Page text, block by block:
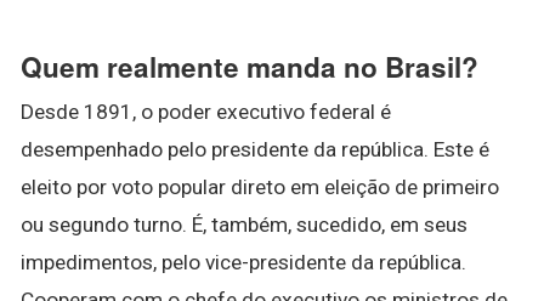
Quem realmente manda no Brasil?
Desde 1891, o poder executivo federal é
desempenhado pelo presidente da república. Este é
eleito por voto popular direto em eleição de primeiro
ou segundo turno. É, também, sucedido, em seus
impedimentos, pelo vice-presidente da república.